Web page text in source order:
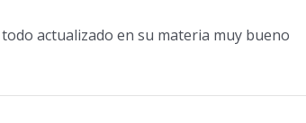
actualizado en su materia muy bueno